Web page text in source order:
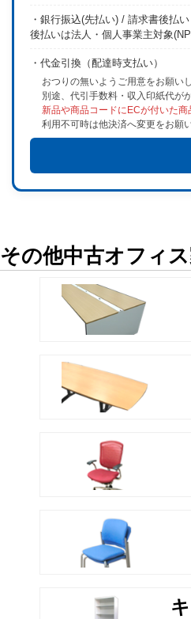
・銀行振込(先払い) / 請求書後払い
後払いは法人・個人事業主対象(NP
・代金引換（配達時支払い）
おつりの無いようご用意をお願いし
別途、代引手数料・収入印紙代が
新品や商品コードにECが付いた商
利用不可時は他決済へ変更をお願
その他中古オフィ